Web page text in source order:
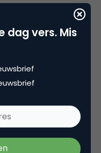
maakt het
de consument terug
vonden dat de
met zo’n reclame
deze strategie.
ook het gevoel dat
dag vers. Mis